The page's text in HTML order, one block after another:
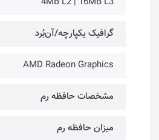
گرافیک یکپارچه/آن‌بُرد
AMD Radeon Graphics
مشخصات حافظه رم
میزان حافظه رم